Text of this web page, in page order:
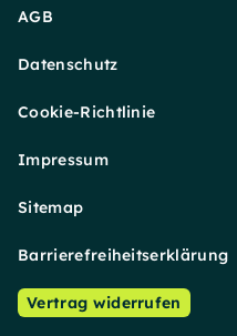
AGB
Datenschutz
Cookie-Richtlinie
Impressum
Sitemap
Barrierefreiheitserklärung
Vertrag widerrufen